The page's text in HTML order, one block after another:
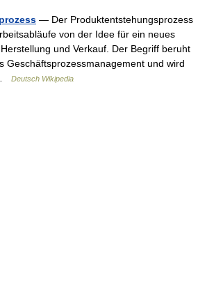
— Der Produktentstehungsprozess
von der Idee für ein neues
und Verkauf. Der Begriff beruht
Geschäftsprozessmanagement und wird
Deutsch Wikipedia